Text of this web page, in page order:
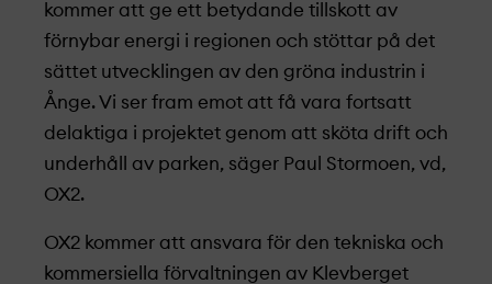
kommer att ge ett betydande tillskott av
förnybar energi i regionen och stöttar på det
sättet utvecklingen av den gröna industrin i
Ånge. Vi ser fram emot att få vara fortsatt
delaktiga i projekt­et genom att sköta drift och
underhåll av parken, säger Paul Stormoen, vd,
OX2.
OX2 kommer att ansvara för den tekniska och
kommersiella förvaltningen av Klevberget